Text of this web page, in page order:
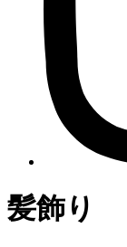
髪飾り